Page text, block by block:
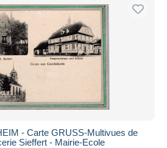
- Carte GRUSS-Multivues de
Sieffert - Mairie-Ecole